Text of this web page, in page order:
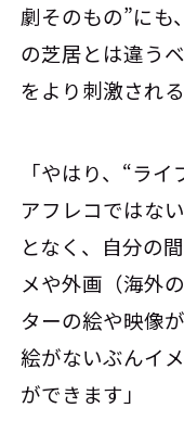
劇そのもの”にも
の芝居とは違う
をより刺激され
「やはり、“ラ
アフレコではな
となく、自分の
メや外画（海外
ターの絵や映像
絵がないぶんイ
ができます」